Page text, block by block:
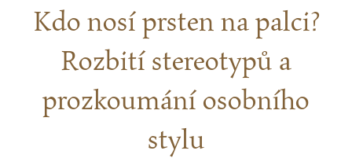
Kdo nosí prsten na palci?
Rozbití stereotypů a
prozkoumání osobního
stylu